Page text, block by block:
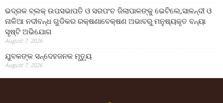
ଭଦ୍ରକ ବ୍ଲକ୍ ଉପସଭାପତି ଓ ସରପଂଚ ଜିଲାପାଳଙ୍କୁ ଭେଟିଲେ,ସାଳନ୍ଦୀ ଓ
ନାଳିଆ ନଦୀବନ୍ଧ ଗୁଡିକର ରକ୍ଷଣାବେକ୍ଷଣ ଅଭାବରୁ ମନୁଷ୍ୟକୃତ ବନ୍ୟା
ସୃଷ୍ଟି ଅଭିଯୋଗ
August 7, 2026
ଯୁବକଙ୍କ ସନ୍ଦେହଜନକ ମୃତ୍ୟୁ
August 7, 2026